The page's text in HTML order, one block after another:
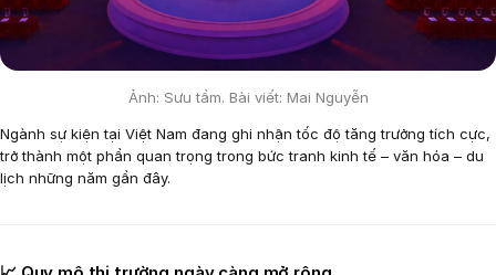
Ảnh: Sưu tầm. Bài viết: Mai Nguyễn
Ngành sự kiện tại Việt Nam đang ghi nhận tốc độ tăng trưởng tích cực,
trở thành một phần quan trọng trong bức tranh kinh tế – văn hóa – du
lịch những năm gần đây.